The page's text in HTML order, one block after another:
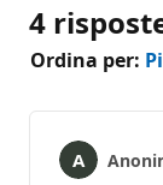
4
Ordina per: